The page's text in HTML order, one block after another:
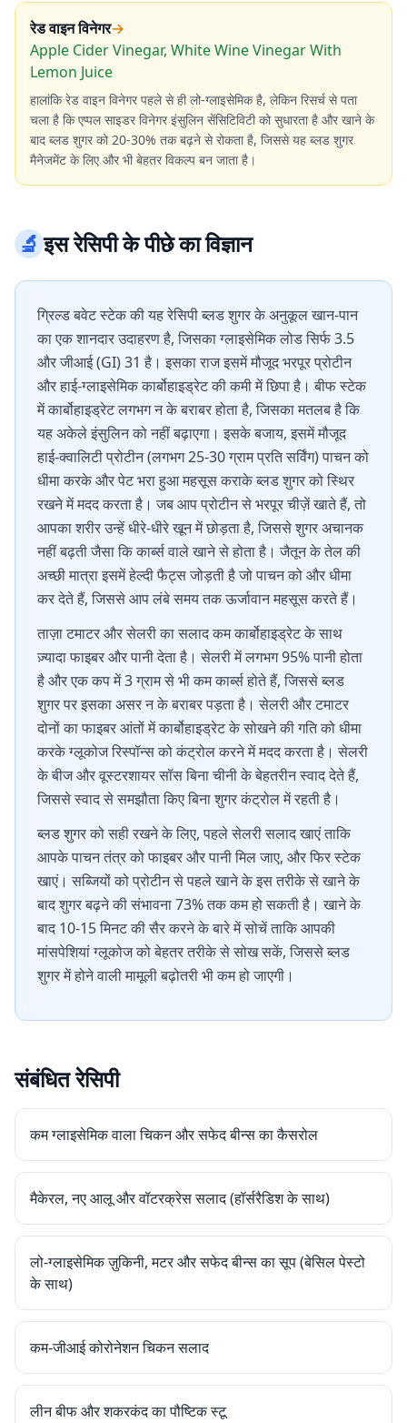
रेड वाइन विनेगर→
Apple Cider Vinegar, White Wine Vinegar With
Lemon Juice
हालांकि रेड वाइन विनेगर पहले से ही लो-ग्लाइसेमिक है, लेकिन रिसर्च से पता
चला है कि एप्पल साइडर विनेगर इंसुलिन सेंसिटिविटी को सुधारता है और खाने के
बाद ब्लड शुगर को 20-30% तक बढ़ने से रोकता है, जिससे यह ब्लड शुगर
मैनेजमेंट के लिए और भी बेहतर विकल्प बन जाता है।
🔬इस रेसिपी के पीछे का विज्ञान
ग्रिल्ड बवेट स्टेक की यह रेसिपी ब्लड शुगर के अनुकूल खान-पान
का एक शानदार उदाहरण है, जिसका ग्लाइसेमिक लोड सिर्फ 3.5
और जीआई (GI) 31 है। इसका राज इसमें मौजूद भरपूर प्रोटीन
और हाई-ग्लाइसेमिक कार्बोहाइड्रेट की कमी में छिपा है। बीफ स्टेक
में कार्बोहाइड्रेट लगभग न के बराबर होता है, जिसका मतलब है कि
यह अकेले इंसुलिन को नहीं बढ़ाएगा। इसके बजाय, इसमें मौजूद
हाई-क्वालिटी प्रोटीन (लगभग 25-30 ग्राम प्रति सर्विंग) पाचन को
धीमा करके और पेट भरा हुआ महसूस कराके ब्लड शुगर को स्थिर
रखने में मदद करता है। जब आप प्रोटीन से भरपूर चीज़ें खाते हैं, तो
आपका शरीर उन्हें धीरे-धीरे खून में छोड़ता है, जिससे शुगर अचानक
नहीं बढ़ती जैसा कि कार्ब्स वाले खाने से होता है। जैतून के तेल की
अच्छी मात्रा इसमें हेल्दी फैट्स जोड़ती है जो पाचन को और धीमा
कर देते हैं, जिससे आप लंबे समय तक ऊर्जावान महसूस करते हैं।
ताज़ा टमाटर और सेलरी का सलाद कम कार्बोहाइड्रेट के साथ
ज़्यादा फाइबर और पानी देता है। सेलरी में लगभग 95% पानी होता
है और एक कप में 3 ग्राम से भी कम कार्ब्स होते हैं, जिससे ब्लड
शुगर पर इसका असर न के बराबर पड़ता है। सेलरी और टमाटर
दोनों का फाइबर आंतों में कार्बोहाइड्रेट के सोखने की गति को धीमा
करके ग्लूकोज रिस्पॉन्स को कंट्रोल करने में मदद करता है। सेलरी
के बीज और वूस्टरशायर सॉस बिना चीनी के बेहतरीन स्वाद देते हैं,
जिससे स्वाद से समझौता किए बिना शुगर कंट्रोल में रहती है।
ब्लड शुगर को सही रखने के लिए, पहले सेलरी सलाद खाएं ताकि
आपके पाचन तंत्र को फाइबर और पानी मिल जाए, और फिर स्टेक
खाएं। सब्जियों को प्रोटीन से पहले खाने के इस तरीके से खाने के
बाद शुगर बढ़ने की संभावना 73% तक कम हो सकती है। खाने के
बाद 10-15 मिनट की सैर करने के बारे में सोचें ताकि आपकी
मांसपेशियां ग्लूकोज को बेहतर तरीके से सोख सकें, जिससे ब्लड
शुगर में होने वाली मामूली बढ़ोतरी भी कम हो जाएगी।
संबंधित रेसिपी
कम ग्लाइसेमिक वाला चिकन और सफेद बीन्स का कैसरोल
मैकेरल, नए आलू और वॉटरक्रेस सलाद (हॉर्सरैडिश के साथ)
लो-ग्लाइसेमिक ज़ुकिनी, मटर और सफेद बीन्स का सूप (बेसिल पेस्टो
के साथ)
कम-जीआई कोरोनेशन चिकन सलाद
लीन बीफ और शकरकंद का पौष्टिक स्टू